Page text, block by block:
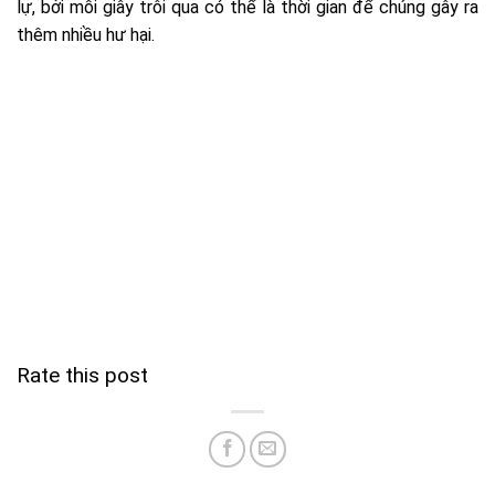
lự, bởi mỗi giây trôi qua có thể là thời gian để chúng gây ra
thêm nhiều hư hại.
Rate this post